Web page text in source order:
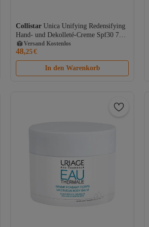
Collistar Unica Unifying Redensifying
Hand- und Dekolleté-Creme Spf30 75
ml
Versand Kostenlos
Gratis Versand
Versand Kostenlos
48,25€
In den Warenkorb